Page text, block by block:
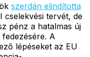
szerdán elindította
cselekvési tervét, de
pénz a hatalmas új
A
lépéseket az EU